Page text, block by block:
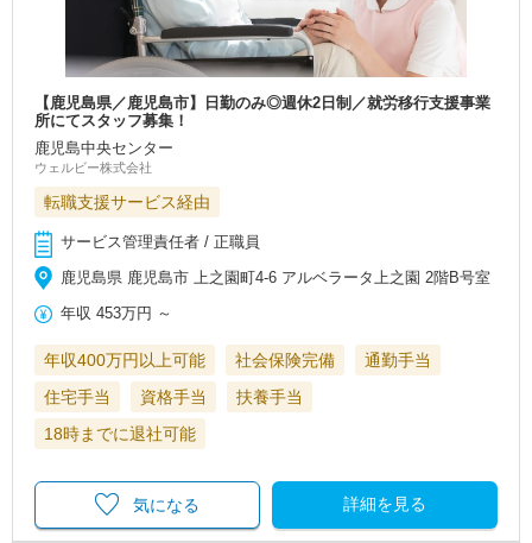
【鹿児島県／鹿児島市】日勤のみ◎週休2日制／就労移行支援事業
所にてスタッフ募集！
鹿児島中央センター
ウェルビー株式会社
転職支援サービス経由
サービス管理責任者 / 正職員
鹿児島県 鹿児島市 上之園町4-6 アルベラータ上之園 2階B号室
年収 453万円 ～
年収400万円以上可能 社会保険完備
通勤手当
住宅手当
資格手当
扶養手当
18時までに退社可能
詳細を見る
気になる